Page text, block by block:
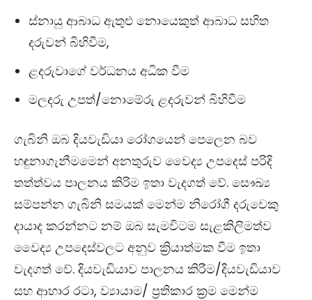
ස්නායු ආබාධ ඇතුළු නොයෙකුත් ආබාධ සහිත
දරුවන් බිහිවීම,
ළදරුවාගේ වර්ධනය අධික වීම
මලදරු උපත්/නොමේරු ළදරුවන් බිහිවීම
ගැබිනි ඔබ දියවැඩියා රෝගයෙන් පෙලෙන බව
හඳුනාගැනීමමෙන් අනතුරුව වෛද්‍ය උපදෙස් පරිදි
තත්ත්වය පාලනය කිරිම ඉතා වැදගත් වේ. සෞඛ්‍ය
සම්පන්න ගැබිනි සමයක් මෙන්ම නිරෝගී දරුවෙකු
දායාද කරන්නට නම් ඔබ සැමවිටම සැළකිලිමත්ව
වෛද්‍ය උපදෙස්වලට අනුව ක්‍රියාත්මක වීම ඉතා
වැදගත් වේ. දියවැඩියාව පාලනය කිරීම/දියවැඩියාව
සහ ආහාර රටා, ව්‍යායාම/ ප්‍රතිකාර ක්‍රම මෙන්ම